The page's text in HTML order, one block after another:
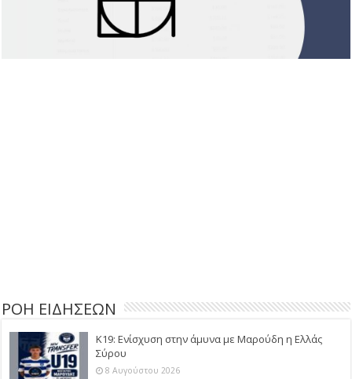
ΡΟΗ ΕΙΔΗΣΕΩΝ
Κ19: Ενίσχυση στην άμυνα με Μαρούδη η Ελλάς
Σύρου
8 Αυγούστου 2026